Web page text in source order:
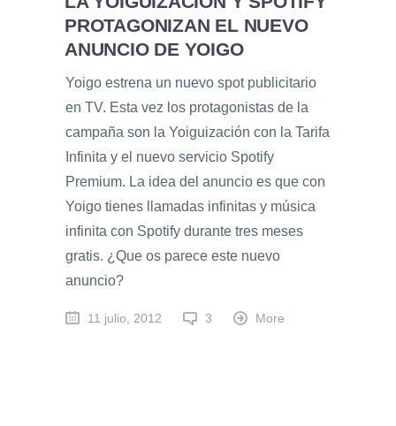
PROTAGONIZAN EL NUEVO
ANUNCIO DE YOIGO
Yoigo estrena un nuevo spot publicitario
en TV. Esta vez los protagonistas de la
campaña son la Yoiguización con la Tarifa
Infinita y el nuevo servicio Spotify
Premium. La idea del anuncio es que con
Yoigo tienes llamadas infinitas y música
infinita con Spotify durante tres meses
gratis. ¿Que os parece este nuevo
anuncio?
11 julio, 2012 3 More